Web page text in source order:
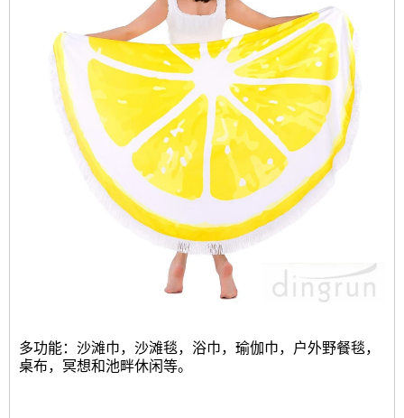
多功能：沙滩巾，沙滩毯，浴巾，瑜伽巾，户外野餐毯，
桌布，冥想和池畔休闲等。